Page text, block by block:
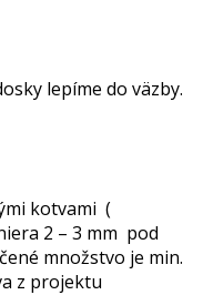
lepíme do väzby.
kotvami (
2 – 3 mm pod
množstvo je min.
z projektu